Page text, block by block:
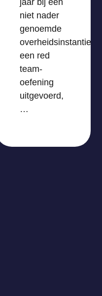
jaar bij een
niet nader
genoemde
overheidsinstantie
een red
team-
oefening
uitgevoerd,
…